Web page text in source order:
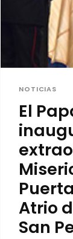
NOTICIAS
El
Atrio
San